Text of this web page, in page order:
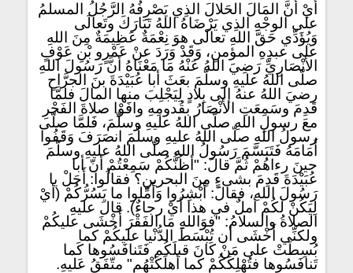
أيْ أنَّ المَالَ الحَلالَ الذِي يَصْرِفُهُ الرَّجُلُ المسلمُ
على الوجْهِ الذِي يَرْضَاهُ اللهُ تَبَارَكَ وتَعالَى
وَيُؤَدِّي حَقَّ اللهِ تعالَى هوَ نِعْمَةٌ عَظِيمَةٌ مِنَ اللهِ
على عبدِهِ المؤمنِ، وَقَدْ وَرَدَ عنْ عَمْرٍو بْنِ عَوْفٍ
الأنْصَارِيِّ رَضِيَ اللهُ عَنْهُ مَا مَعْنَاهُ أنَّ رَسُولَ اللهِ
صلّى اللهُ عليهِ وسلّمَ بعَثَ أبا عُبَيْدَةَ بنَ الجرَّاحِ
رضيَ اللهُ عنهُ إلى بِلادٍ لِيَجْلِبَ منها المالَ فلمَّا
قَدِمَ وسَمِعَتِ الأَنْصَارُ بقُدومِهِ وافَوْا صلاةَ الفَجْرِ
معَ رسولِ اللهِ صلّى اللهُ عليهِ وسلّمَ، فَلمَّا صلّى
رسولُ اللهِ صلّى اللهُ عليهِ وسلّمَ انصَرَفَ وَقَفُوا
أَمَامَهُ فَتَبَسَّمَ رَسُولُ اللهِ صلّى اللهُ عليهِ وسلّمَ
حينَ رءاهُمْ ثُمَّ قالَ: "أظُنُّكُمْ سَمِعْتُمْ أنّ أبا
عُبَيْدَةَ قَدِمَ بشىءٍ مِنَ البحرينِ؟ فقالُوا: أَجَلْ يا
رَسُولَ اللهِ، فقالَ: أَبْشِرُوا وَأَمِّلوا ما يَسُرُّكُمْ (أيْ
لِيَكُنْ لكُمْ أملٌ في هذا أيْ رجاءٌ). قالَ عليهِ
الصلاةُ والسلامُ: "فوَاللهِ مَا الفَقْرَ أَخْشَى عليكُمْ
ولكنِّي أَخْشَى أن تُبْسَطَ الدُّنْيا عليكُمْ كما
بُسِطَتْ على مَنْ كَانَ قبلَكُم فَتَنافَسُوها كَما
تَنافَسُوها فتُهْلِكَكُمْ كما أهلَكَتْهُم" متّفَقُ عَليهِ.